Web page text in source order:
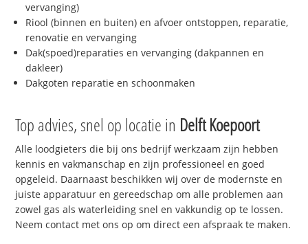
vervanging)
Riool (binnen en buiten) en afvoer ontstoppen, reparatie,
renovatie en vervanging
Dak(spoed)reparaties en vervanging (dakpannen en
dakleer)
Dakgoten reparatie en schoonmaken
Top advies, snel op locatie in Delft Koepoort
Alle loodgieters die bij ons bedrijf werkzaam zijn hebben
kennis en vakmanschap en zijn professioneel en goed
opgeleid. Daarnaast beschikken wij over de modernste en
juiste apparatuur en gereedschap om alle problemen aan
zowel gas als waterleiding snel en vakkundig op te lossen.
Neem contact met ons op om direct een afspraak te maken.